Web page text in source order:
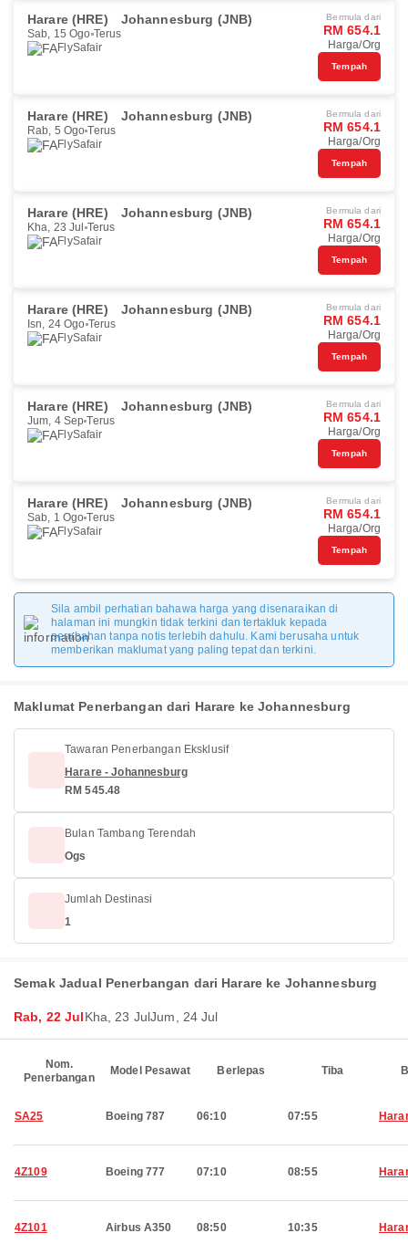
Harare (HRE) Johannesburg (JNB)
Sab, 15 Ogo Terus
FlySafair
Bermula dari
RM 654.1
Harga/Org
Tempah
Harare (HRE) Johannesburg (JNB)
Rab, 5 Ogo Terus
FlySafair
Bermula dari
RM 654.1
Harga/Org
Tempah
Harare (HRE) Johannesburg (JNB)
Kha, 23 Jul Terus
FlySafair
Bermula dari
RM 654.1
Harga/Org
Tempah
Harare (HRE) Johannesburg (JNB)
Isn, 24 Ogo Terus
FlySafair
Bermula dari
RM 654.1
Harga/Org
Tempah
Harare (HRE) Johannesburg (JNB)
Jum, 4 Sep Terus
FlySafair
Bermula dari
RM 654.1
Harga/Org
Tempah
Harare (HRE) Johannesburg (JNB)
Sab, 1 Ogo Terus
FlySafair
Bermula dari
RM 654.1
Harga/Org
Tempah
Sila ambil perhatian bahawa harga yang disenaraikan di
halaman ini mungkin tidak terkini dan tertakluk kepada
perubahan tanpa notis terlebih dahulu. Kami berusaha untuk
memberikan maklumat yang paling tepat dan terkini.
Maklumat Penerbangan dari Harare ke Johannesburg
Tawaran Penerbangan Eksklusif
Harare - Johannesburg
RM 545.48
Bulan Tambang Terendah
Ogs
Jumlah Destinasi
1
Semak Jadual Penerbangan dari Harare ke Johannesburg
Rab, 22 JulKha, 23 JulJum, 24 Jul
Nom.
Penerbangan
Model Pesawat Berlepas Tiba
SA25 Boeing 787 06:10 07:55
4Z109 Boeing 777 07:10 08:55
4Z101 Airbus A350 08:50 10:35